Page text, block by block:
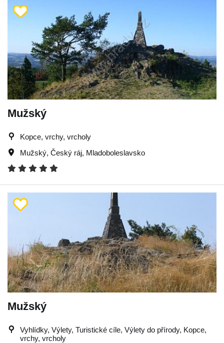
Mužský
Kopce, vrchy, vrcholy
Mužský, Český ráj, Mladoboleslavsko
Mužský
Vyhlídky, Výlety, Turistické cíle, Výlety do přírody, Kopce,
vrchy, vrcholy